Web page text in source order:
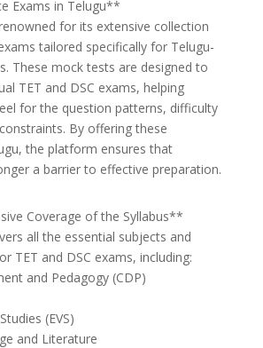
Exams in Telugu**
for its extensive collection
tailored specifically for Telugu-
These mock tests are designed to
TET and DSC exams, helping
for the question patterns, difficulty
By offering these
the platform ensures that
a barrier to effective preparation.
Coverage of the Syllabus**
all the essential subjects and
TET and DSC exams, including:
and Pedagogy (CDP)
(EVS)
and Literature